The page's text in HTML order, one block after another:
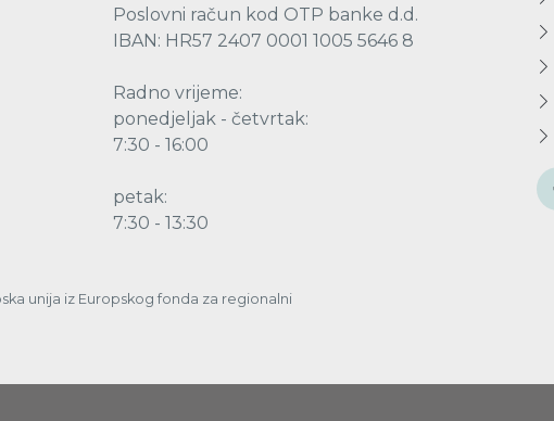
Poslovni račun kod OTP banke d.d.
IBAN: HR57 2407 0001 1005 5646 8
Radno vrijeme:
ponedjeljak - četvrtak:
7:30 - 16:00
petak:
7:30 - 13:30
unija iz Europskog fonda za regionalni